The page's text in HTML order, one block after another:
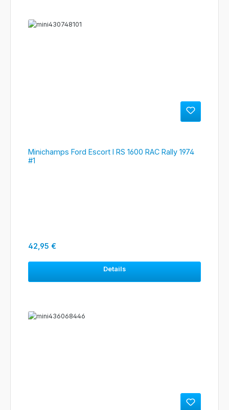
Minichamps Ford Escort I RS 1600 RAC Rally 1974
#1
Regulärer Preis:
42,95 €
Details